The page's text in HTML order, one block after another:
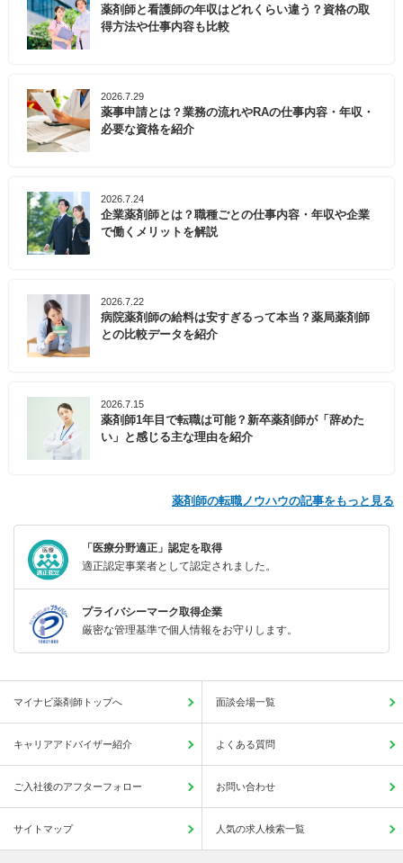
薬剤師と看護師の年収はどれくらい違う？資格の取
得方法や仕事内容も比較
2026.7.29
薬事申請とは？業務の流れやRAの仕事内容・年収・
必要な資格を紹介
2026.7.24
企業薬剤師とは？職種ごとの仕事内容・年収や企業
で働くメリットを解説
2026.7.22
病院薬剤師の給料は安すぎるって本当？薬局薬剤師
との比較データを紹介
2026.7.15
薬剤師1年目で転職は可能？新卒薬剤師が「辞めた
い」と感じる主な理由を紹介
薬剤師の転職ノウハウの記事をもっと見る
「医療分野適正」認定を取得
適正認定事業者として認定されました。
プライバシーマーク取得企業
厳密な管理基準で個人情報をお守りします。
マイナビ薬剤師トップへ 面談会場一覧
キャリアアドバイザー紹介 よくある質問
ご入社後のアフターフォロー お問い合わせ
サイトマップ 人気の求人検索一覧